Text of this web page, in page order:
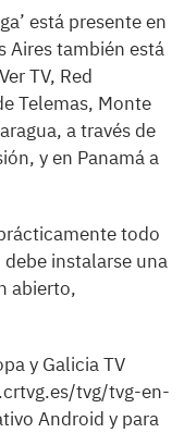
está presente en
Aires también está
TV, Red
Telemas, Monte
a través de
y en Panamá a
todo
instalarse una
abierto,
y Galicia TV
tvg/tvg-en-
Android y para